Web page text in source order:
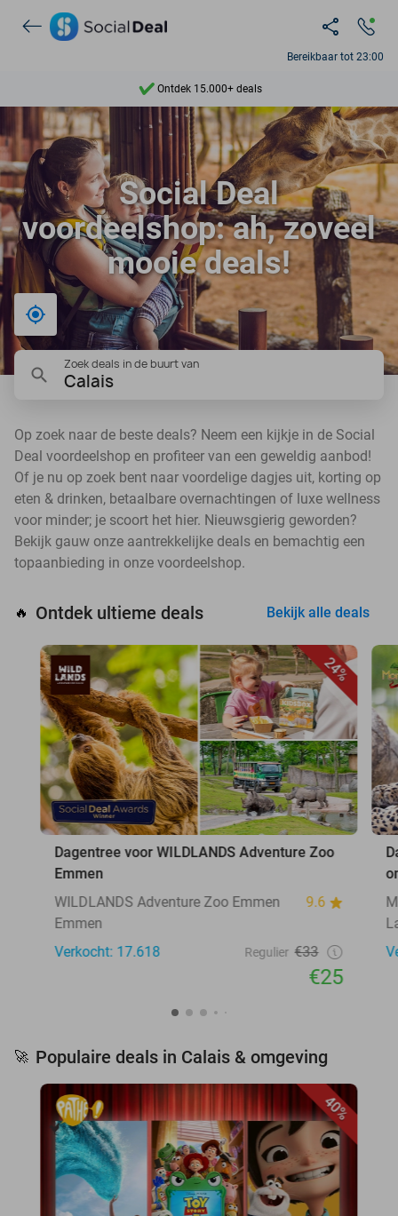
Bereikbaar tot 23:00
7 dagen per week beschikbaar
10+ miljoen leden
9,4
Ontdek 15.000+ deals
Social Deal
voordeelshop: ah, zoveel
mooie deals!
Bij mij in de buurt
Zoek deals in de buurt van
Calais
Op zoek naar de beste deals? Neem een kijkje in de Social
Deal voordeelshop en profiteer van een geweldig aanbod!
Of je nu op zoek bent naar voordelige dagjes uit, korting op
eten & drinken, betaalbare overnachtingen of luxe wellness
voor minder; je scoort het hier. Nieuwsgierig geworden?
Bekijk gauw onze aantrekkelijke deals en bemachtig een
topaanbieding in onze voordeelshop.
🔥 Ontdek ultieme deals Bekijk alle deals
24%
Dagentree voor WILDLANDS Adventure Zoo
Emmen
WILDLANDS Adventure Zoo Emmen
9.6
Emmen
Verkocht: 17.618
Regulier €33
€25
🚀 Populaire deals in Calais & omgeving
40%